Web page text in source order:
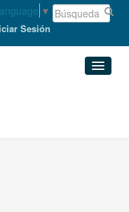
▼
Sesión